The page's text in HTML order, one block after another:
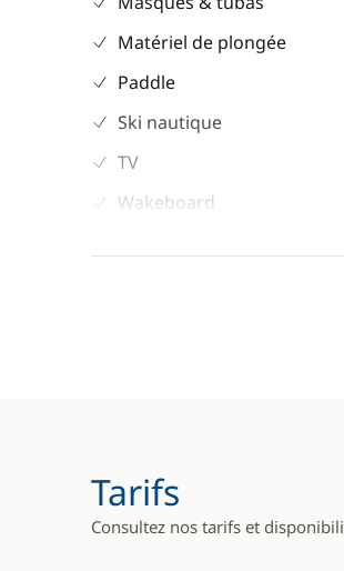
Matériel de plongée
Paddle
Ski nautique
TV
Wakeboard
Equipement de sécurité
Tarifs
Consultez nos tarifs et